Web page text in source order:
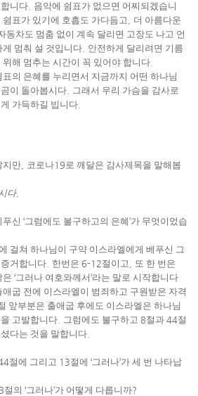
니다 음악에 쉼표가 없으면 어찌되겠습니
쉼표가 있기에 호흡도 가다듬고
더 아름다운
동차도 멈춤 없이 계속 달리면 고장도 나고 언
멈춰 설 것입니다 안전하게 달리려면 기름
해 멈추는 시간이 꼭 있어야 합니다
의 은혜를 누리면서 지금까지 어떤 하나님
이 돌아봅시다 그래서 우리 가슴을 감사로
가득하길 빕니다
지만 코로나19로 깨달은 감사제목을 말해봅
다.
푸신 ‘그럼에도 불구하고의 은혜’가 무엇이었습
걸쳐 하나님이 구약 이스라엘에게 베푸신 그
거합니다 한번은 6-12절이고
또 한 번은
은 ‘그러나 여호와께서’라는 말로 시작합니다
애굽 전에 이스라엘이 범죄하고 구원받은 자격
앞부분은 출애굽 후에도 이스라엘은 하나님
고발합니다 그럼에도 불구하고 8절과 44절
다는 것을 말합니다
절에 그리고 13절에 ‘그러나’가 세 번 나타납
절의 ‘그러나’가 어떻게 다릅니까?